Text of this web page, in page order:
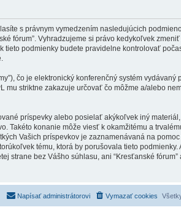
s právnym vymedzením nasledujúcich
fórum”. Vyhradzujeme si právo kedykoľvek
tieto podmienky budete pravidelne kontrolovať
čo je elektronický konferenčný systém vydávaný
mu striktne zakazuje určovať čo môžme a/alebo
príspevky alebo posielať akýkoľvek iný materiál,
Takéto konanie môže viesť k okamžitému a
Vašich príspevkov je zaznamenávaná na
tému, ktorá by porušovala tieto podmienky.
strane bez Vášho súhlasu, ani “Kresťanské fórum”
Vymazať cookies
Napísať administrátorovi